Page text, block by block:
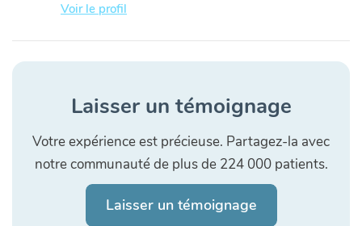
Voir le profil
Laisser un témoignage
Votre expérience est précieuse. Partagez-la avec
notre communauté de plus de 224 000 patients.
Laisser un témoignage